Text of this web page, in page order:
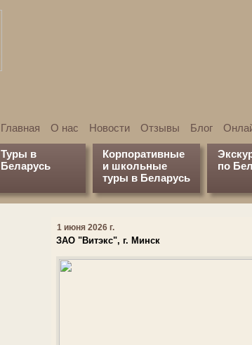
Главная О нас Новости Отзывы Блог
Туры в
Беларусь
Корпоративные
и школьные
туры в Беларусь
по
1 июня 2026 г.
ЗАО "Витэкс", г. Минск